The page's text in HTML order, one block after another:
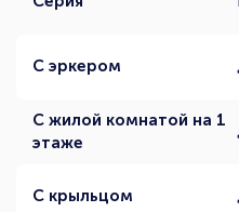
С эркером
С жилой комнатой на 1
этаже
С крыльцом